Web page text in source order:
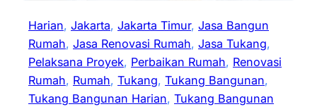
Harian, Jakarta, Jakarta Timur, Jasa Bangun
Rumah, Jasa Renovasi Rumah, Jasa Tukang
Pelaksana Proyek, Perbaikan Rumah, Renovasi
Rumah, Rumah, Tukang, Tukang Bangunan
Tukang Bangunan Harian, Tukang Bangunan